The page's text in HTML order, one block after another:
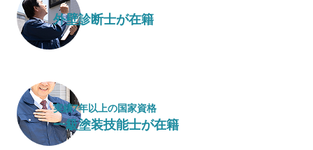
外壁診断士が在籍
実績7年以上の国家資格
一級塗装技能士が在籍